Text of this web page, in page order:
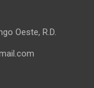
Oeste, R.D.